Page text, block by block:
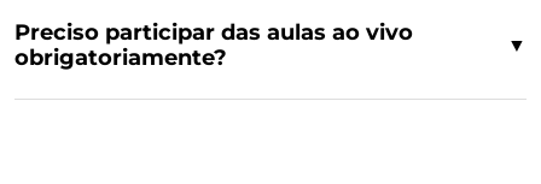
Preciso participar das aulas ao vivo
obrigatoriamente?
▼